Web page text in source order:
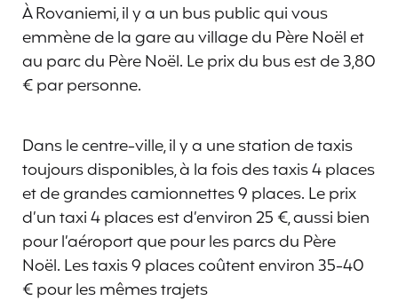
À Rovaniemi, il y a un bus public qui vous
emmène de la gare au village du Père Noël et
au parc du Père Noël. Le prix du bus est de 3,80
€ par personne.
Dans le centre-ville, il y a une station de taxis
toujours disponibles, à la fois des taxis 4 places
et de grandes camionnettes 9 places. Le prix
d’un taxi 4 places est d’environ 25 €, aussi bien
pour l’aéroport que pour les parcs du Père
Noël. Les taxis 9 places coûtent environ 35-40
€ pour les mêmes trajets